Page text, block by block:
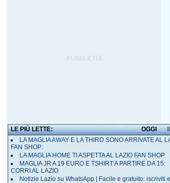
LE PIÙ LETTE:
OGGI
LA MAGLIA AWAY E LA THIRD SONO ARRIVATE AL
FAN SHOP:
LA MAGLIA HOME TI ASPETTA AL LAZIO FAN SHOP
MAGLIA JR A 19 EURO E TSHIRT A PARTIRE DA 15:
CORRI AL LAZIO
Notizie Lazio su WhatsApp | Facile e gratuito: iscriviti e